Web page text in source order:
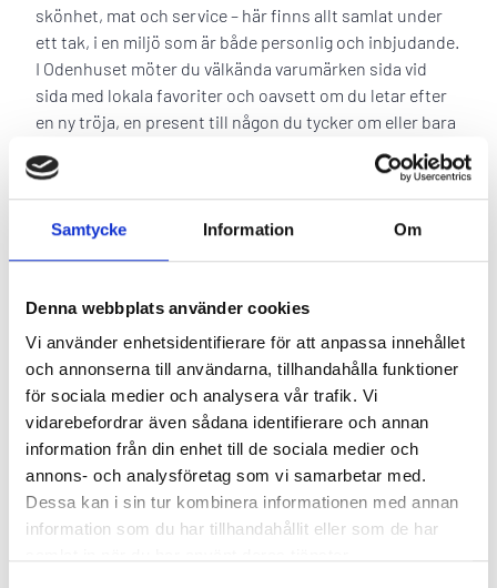
Samtycke Information Om
Denna webbplats använder cookies
Vi använder enhetsidentifierare för att anpassa innehållet
och annonserna till användarna, tillhandahålla funktioner
för sociala medier och analysera vår trafik. Vi
vidarebefordrar även sådana identifierare och annan
information från din enhet till de sociala medier och
annons- och analysföretag som vi samarbetar med.
Dessa kan i sin tur kombinera informationen med annan
information som du har tillhandahållit eller som de har
skönhet, mat och service – här finns allt samlat under
ett tak, i en miljö som är både personlig och inbjudande.
I Odenhuset möter du välkända varumärken sida vid
sida med lokala favoriter och oavsett om du letar efter
en ny tröja, en present till någon du tycker om eller bara
vill unna dig en kaffe i lugn och ro – så finns det alltid
något som lockar.
lunch med utsikt över gatan eller boka in en biokväll på
hålla tempot uppe finns både gym och aktivitetscenter –
men det går lika bra att bara promenera mellan
skyltfönster och känna stadens rytm.
Och det bästa? Odenhuset ligger mitt i Trollhättans
mest levande område – där Kungsgatan leder dig vidare
till mysiga caféer, inredningsbutiker, salonger,
konstgallerier och lekplatser. Allt bara några minuter
från kanalen och alla upplevelser som väntar i Trollhätte
Kanalpark.